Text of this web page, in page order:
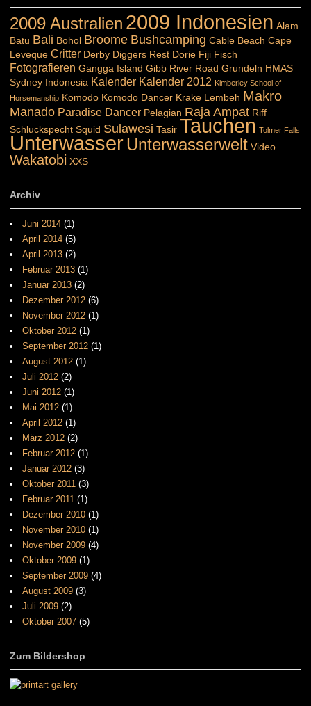
2009 Australien 2009 Indonesien Alam
Batu Bali Bohol Broome Bushcamping Cable Beach Cape
Leveque Critter Derby Diggers Rest Dorie Fiji Fisch
Fotografieren Gangga Island Gibb River Road Grundeln HMAS
Sydney Indonesia Kalender Kalender 2012 Kimberley School of
Horsemanship Komodo Komodo Dancer Krake Lembeh Makro
Manado Paradise Dancer Pelagian Raja Ampat Riff
Schluckspecht Squid Sulawesi Tasir Tauchen Tolmer Falls
UnterwasserUnterwasserwelt Video
Wakatobi XXS
Archiv
Juni 2014 (1)
April 2014 (5)
April 2013 (2)
Februar 2013 (1)
Januar 2013 (2)
Dezember 2012 (6)
November 2012 (1)
Oktober 2012 (1)
September 2012 (1)
August 2012 (1)
Juli 2012 (2)
Juni 2012 (1)
Mai 2012 (1)
April 2012 (1)
März 2012 (2)
Februar 2012 (1)
Januar 2012 (3)
Oktober 2011 (3)
Februar 2011 (1)
Dezember 2010 (1)
November 2010 (1)
November 2009 (4)
Oktober 2009 (1)
September 2009 (4)
August 2009 (3)
Juli 2009 (2)
Oktober 2007 (5)
Zum Bildershop